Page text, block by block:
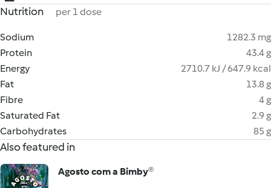
Nutrition per 1 dose
Sodium
1282.3 mg
Protein
43.4 g
Energy
2710.7 kJ / 647.9 kcal
Fat
13.8 g
Fibre
4 g
Saturated Fat
2.9 g
Carbohydrates
85 g
Also featured in
Agosto com a Bimby®